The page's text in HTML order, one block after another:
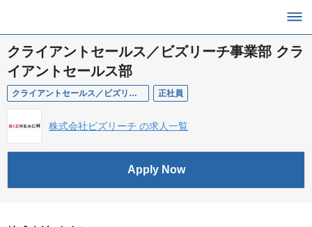
クライアントセールス／ビズリーチ事業部 クラ
イアントセールス部
クライアントセールス／ビズリーチ事業部 クライアントセールス部 正社員
株式会社ビズリーチ の求人一覧
Apply Now